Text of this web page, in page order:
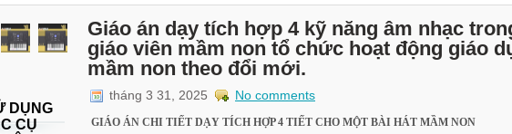
DỤNG
CỤ
Giáo án dạy tích hợp 4 kỹ năng âm nhạc
giáo viên mầm non tổ chức hoạt động giáo
mầm non theo đổi mới.
tháng 3 31, 2025 No comments
GIÁO ÁN CHI TIẾT DẠY TÍCH HỢP 4 TIẾT CHO MỘT BÀI HÁT MẦM NON